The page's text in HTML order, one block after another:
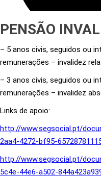
PENSÃO
– 5 anos civis, seguidos ou
remunerações – invalidez
– 3 anos civis, seguidos ou
remunerações – invalidez
Links de apoio:
http://www.segsocial.pt/
2aa4-4272-bf95-
http://www.segsocial.pt/
5c4e-44e6-a502-